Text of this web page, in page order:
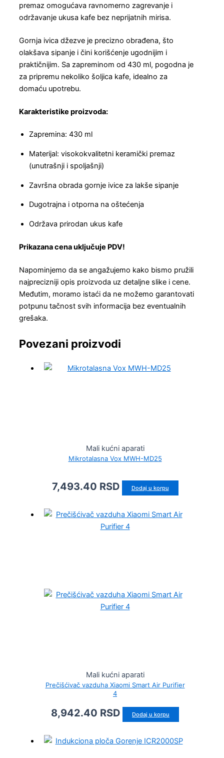
premaz omogućava ravnomerno zagrevanje i
održavanje ukusa kafe bez neprijatnih mirisa.
Gornja ivica džezve je precizno obrađena, što
olakšava sipanje i čini korišćenje ugodnijim i
praktičnijim. Sa zapreminom od 430 ml, pogodna je
za pripremu nekoliko šoljica kafe, idealno za
domaću upotrebu.
Karakteristike proizvoda:
Zapremina: 430 ml
Materijal: visokokvalitetni keramički premaz
(unutrašnji i spoljašnji)
Završna obrada gornje ivice za lakše sipanje
Dugotrajna i otporna na oštećenja
Održava prirodan ukus kafe
Prikazana cena uključuje PDV!
Napominjemo da se angažujemo kako bismo pružili
najprecizniji opis proizvoda uz detaljne slike i cene.
Međutim, moramo istaći da ne možemo garantovati
potpunu tačnost svih informacija bez eventualnih
grešaka.
Povezani proizvodi
Mali kućni aparati
Mikrotalasna Vox MWH-MD25
7,493.40 RSD Dodaj u korpu
Mali kućni aparati
Prečišćivač vazduha Xiaomi Smart Air Purifier
4
8,942.40 RSD Dodaj u korpu